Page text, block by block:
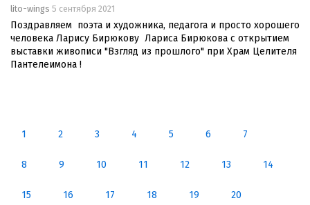
lito-wings 5 сентября 2021
Поздравляем поэта и художника, педагога и просто хорошего
человека Ларису Бирюкову Лариса Бирюкова с открытием
выставки живописи "Взгляд из прошлого" при Храм Целителя
Пантелеимона !
1 2 3 4 5 6 7
8 9 10 11 12 13 14
15 16 17 18 19 20